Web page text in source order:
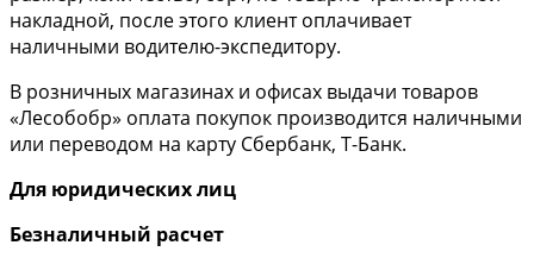
накладной, после этого клиент оплачивает
наличными водителю-экспедитору.
В розничных магазинах и офисах выдачи товаров
«Лесобобр» оплата покупок производится наличными
или переводом на карту Сбербанк, Т-Банк.
Для юридических лиц
Безналичный расчет